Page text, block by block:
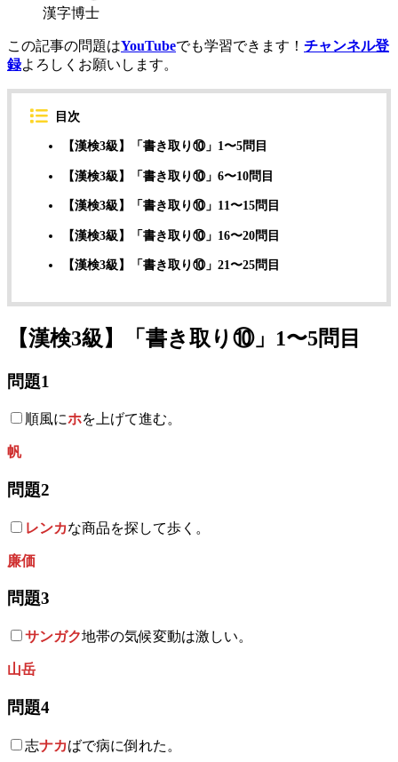
漢字博士
この記事の問題はYouTubeでも学習できます！ チャンネル登
録よろしくお願いします。
目次
【漢検3級】「書き取り⑩」1〜5問目
【漢検3級】「書き取り⑩」6〜10問目
【漢検3級】「書き取り⑩」11〜15問目
【漢検3級】「書き取り⑩」16〜20問目
【漢検3級】「書き取り⑩」21〜25問目
【漢検3級】「書き取り⑩」1〜5問目
問題1
順風にホを上げて進む。
帆
問題2
レンカな商品を探して歩く。
廉価
問題3
サンガク地帯の気候変動は激しい。
山岳
問題4
志ナカばで病に倒れた。